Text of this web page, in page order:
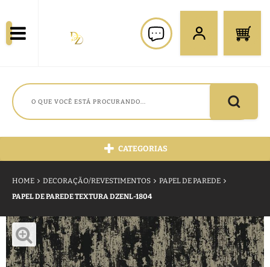
CATEGORIAS
HOME DECORAÇÃO/REVESTIMENTOS
PAPEL DE PAREDE
PAPEL DE PAREDE TEXTURA DZENL-1804